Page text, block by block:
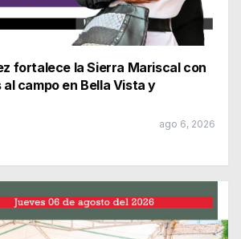
fortalece la Sierra Mariscal con
campo en Bella Vista y
ago 6, 2026